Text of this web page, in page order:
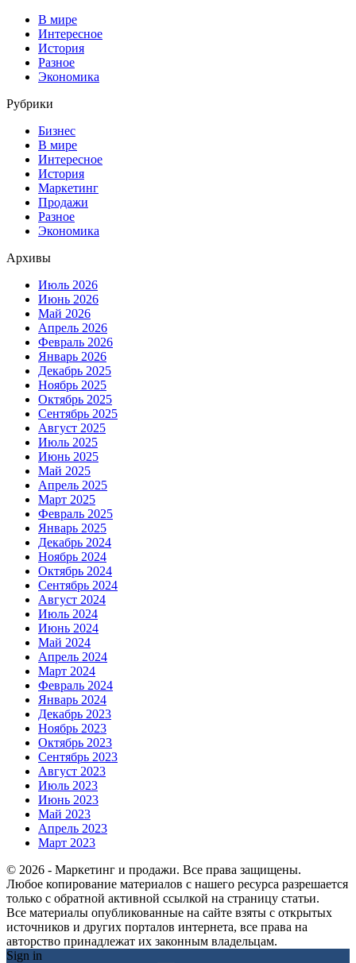
В мире
Интересное
История
Разное
Экономика
Рубрики
Бизнес
В мире
Интересное
История
Маркетинг
Продажи
Разное
Экономика
Архивы
Июль 2026
Июнь 2026
Май 2026
Апрель 2026
Февраль 2026
Январь 2026
Декабрь 2025
Ноябрь 2025
Октябрь 2025
Сентябрь 2025
Август 2025
Июль 2025
Июнь 2025
Май 2025
Апрель 2025
Март 2025
Февраль 2025
Январь 2025
Декабрь 2024
Ноябрь 2024
Октябрь 2024
Сентябрь 2024
Август 2024
Июль 2024
Июнь 2024
Май 2024
Апрель 2024
Март 2024
Февраль 2024
Январь 2024
Декабрь 2023
Ноябрь 2023
Октябрь 2023
Сентябрь 2023
Август 2023
Июль 2023
Июнь 2023
Май 2023
Апрель 2023
Март 2023
© 2026 - Маркетинг и продажи. Все права защищены.
Любое копирование материалов с нашего ресурса разрешается
только с обратной активной ссылкой на страницу статьи.
Все материалы опубликованные на сайте взяты с открытых
источников и других порталов интернета, все права на
авторство принадлежат их законным владельцам.
Sign in